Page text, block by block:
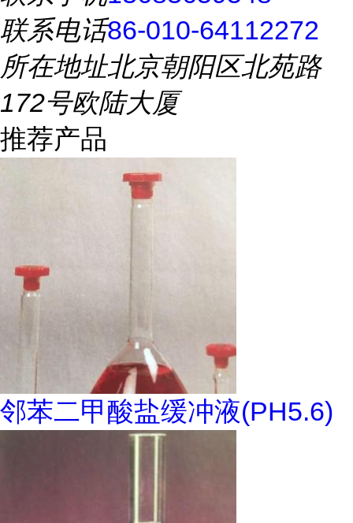
联系电话86-010-64112272
所在地址北京朝阳区北苑路
172号欧陆大厦
推荐产品
邻苯二甲酸盐缓冲液(PH5.6)